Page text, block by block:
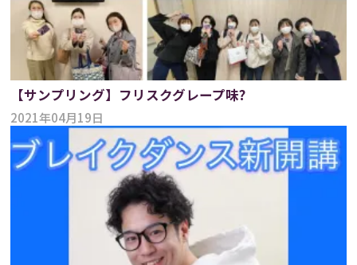
【サンプリング】フリスクグレープ味?
2021年04月19日